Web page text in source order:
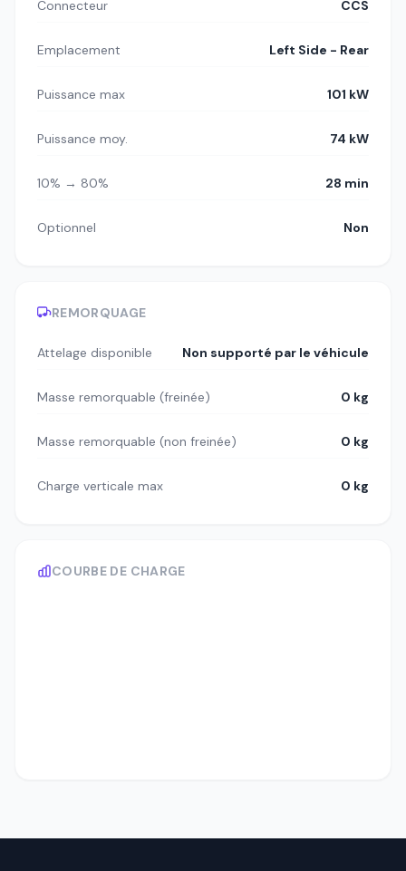
Connecteur CCS
Emplacement Left Side - Rear
Puissance max 101 kW
Puissance moy. 74 kW
10% → 80% 28 min
Optionnel Non
REMORQUAGE
Attelage disponible Non supporté par le véhicule
Masse remorquable (freinée) 0 kg
Masse remorquable (non freinée) 0 kg
Charge verticale max 0 kg
COURBE DE CHARGE